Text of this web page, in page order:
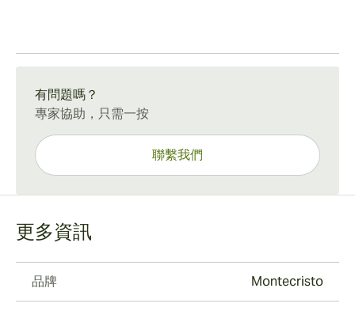
有問題嗎？
專家協助，只需一按
聯繫我們
更多資訊
品牌 Montecristo